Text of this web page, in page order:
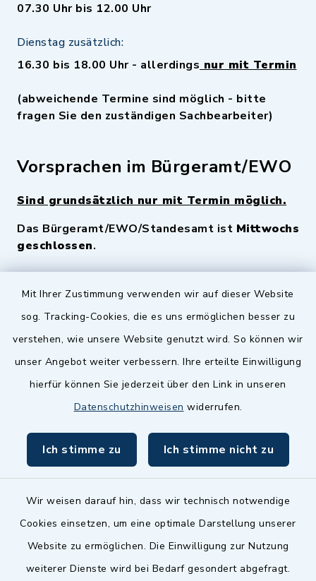
Mit Ihrer Zustimmung verwenden wir auf dieser Website
sog. Tracking-Cookies, die es uns ermöglichen besser zu
verstehen, wie unsere Website genutzt wird. So können wir
unser Angebot weiter verbessern. Ihre erteilte Einwilligung
hierfür können Sie jederzeit über den Link in unseren
Datenschutzhinweisen widerrufen.
Ich stimme zu Ich stimme nicht zu
Wir weisen darauf hin, dass wir technisch notwendige
Cookies einsetzen, um eine optimale Darstellung unserer
Website zu ermöglichen. Die Einwilligung zur Nutzung
weiterer Dienste wird bei Bedarf gesondert abgefragt.
07.30 Uhr bis 12.00 Uhr
Dienstag zusätzlich:
16.30 bis 18.00 Uhr - allerdings nur mit Termin
(abweichende Termine sind möglich - bitte
fragen Sie den zuständigen Sachbearbeiter)
Vorsprachen im Bürgeramt/EWO
Sind grundsätzlich nur mit Termin möglich.
Das Bürgeramt/EWO/Standesamt ist Mittwochs
geschlossen.
Quicklinks
Zenngrund Allianz
Dillenberggruppe
inixmedia GmbH